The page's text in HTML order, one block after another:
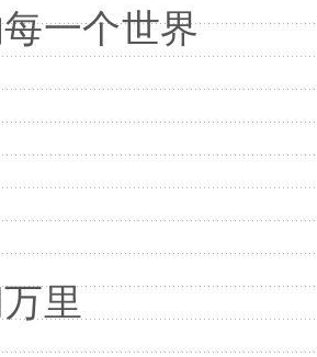
一个世界
里